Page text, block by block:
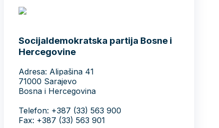
Socijaldemokratska partija Bosne i
Hercegovine
Adresa: Alipašina 41
71000 Sarajevo
Bosna i Hercegovina
Telefon: +387 (33) 563 900
Fax: +387 (33) 563 901